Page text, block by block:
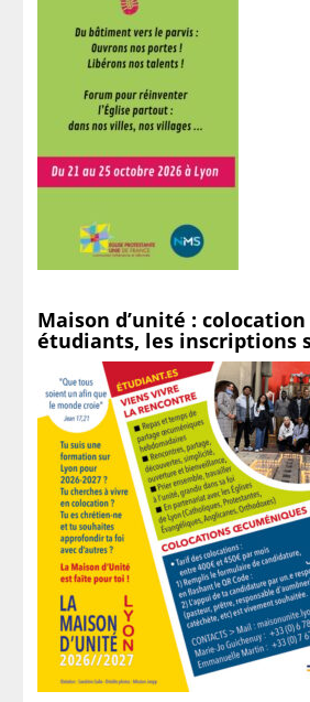
Maison d’unité :
étudiants, les inscriptions